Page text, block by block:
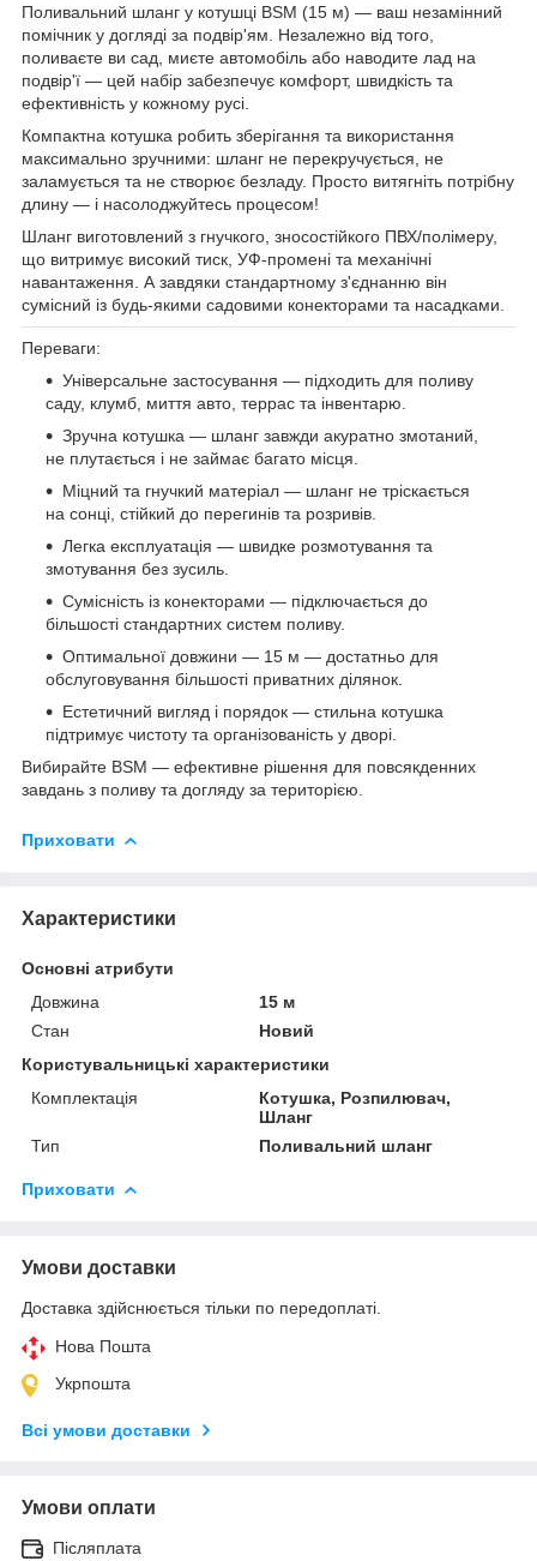
Поливальний шланг у котушці BSM (15 м) — ваш незамінний
помічник у догляді за подвір'ям. Незалежно від того,
поливаєте ви сад, миєте автомобіль або наводите лад на
подвір'ї — цей набір забезпечує комфорт, швидкість та
ефективність у кожному русі.
Компактна котушка робить зберігання та використання
максимально зручними: шланг не перекручується, не
заламується та не створює безладу. Просто витягніть потрібну
длину — і насолоджуйтесь процесом!
Шланг виготовлений з гнучкого, зносостійкого ПВХ/полімеру,
що витримує високий тиск, УФ-промені та механічні
навантаження. А завдяки стандартному з'єднанню він
сумісний із будь-якими садовими конекторами та насадками.
Переваги:
Універсальне застосування — підходить для поливу
саду, клумб, миття авто, террас та інвентарю.
Зручна котушка — шланг завжди акуратно змотаний,
не плутається і не займає багато місця.
Міцний та гнучкий матеріал — шланг не тріскається
на сонці, стійкий до перегинів та розривів.
Легка експлуатація — швидке розмотування та
змотування без зусиль.
Сумісність із конекторами — підключається до
більшості стандартних систем поливу.
Оптимальної довжини — 15 м — достатньо для
обслуговування більшості приватних ділянок.
Естетичний вигляд і порядок — стильна котушка
підтримує чистоту та організованість у дворі.
Вибирайте BSM — ефективне рішення для повсякденних
завдань з поливу та догляду за територією.
Приховати
Характеристики
Основні атрибути
Довжина
15 м
Стан
Новий
Користувальницькі характеристики
Комплектація
Котушка, Розпилювач,
Шланг
Тип
Поливальний шланг
Приховати
Умови доставки
Доставка здійснюється тільки по передоплаті.
Нова Пошта
Укрпошта
Всі умови доставки
Умови оплати
Післяплата